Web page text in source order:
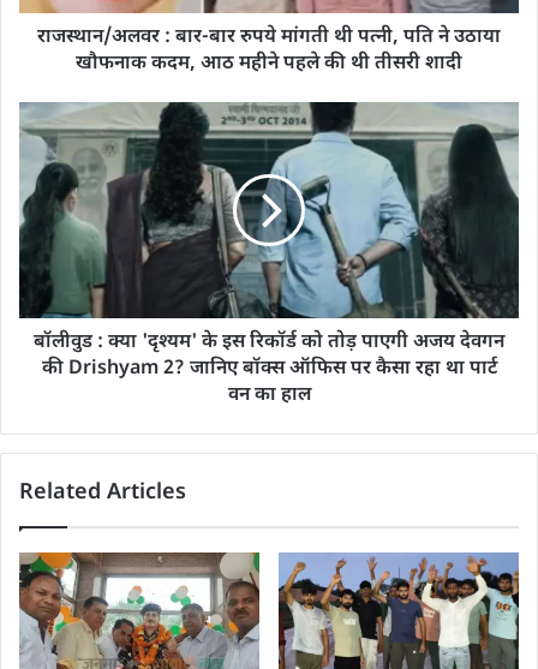
राजस्थान/अलवर : बार-बार रुपये मांगती थी पत्नी, पति ने उठाया
खौफनाक कदम, आठ महीने पहले की थी तीसरी शादी
बॉलीवुड : क्या 'दृश्यम' के इस रिकॉर्ड को तोड़ पाएगी अजय देवगन
की Drishyam 2? जानिए बॉक्स ऑफिस पर कैसा रहा था पार्ट
वन का हाल
Related Articles